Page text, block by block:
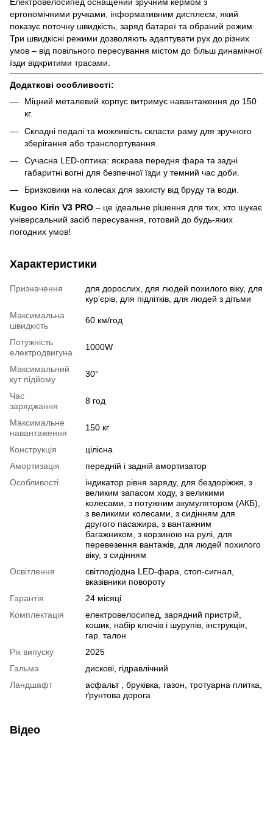
Електровелосипед оснащений зручним кермом з
ергономічними ручками, інформативним дисплеєм, який
показує поточну швидкість, заряд батареї та обраний режим.
Три швидкісні режими дозволяють адаптувати рух до різних
умов – від повільного пересування містом до більш динамічної
їзди відкритими трасами.
Додаткові особливості:
Міцний металевий корпус витримує навантаження до 150
кг.
Складні педалі та можливість скласти раму для зручного
зберігання або транспортування.
Сучасна LED-оптика: яскрава передня фара та задні
габаритні вогні для безпечної їзди у темний час доби.
Бризковики на колесах для захисту від бруду та води.
Kugoo Kirin V3 PRO – це ідеальне рішення для тих, хто шукає
універсальний засіб пересування, готовий до будь-яких
погодних умов!
Характеристики
Призначення
для дорослих, для людей похилого віку, для
курʼєрів, для підлітків, для людей з дітьми
Максимальна
швидкість
60 км/год
Потужність
електродвигуна
1000W
Максимальний
кут підйому
30°
Час
заряджання
8 год
Максимальне
навантаження
150 кг
Конструкція
цілісна
Амортизація
передній і задній амортизатор
Особливості
індикатор рівня заряду, для бездоріжжя, з
великим запасом ходу, з великими
колесами, з потужним акумулятором (АКБ),
з великими колесами, з сидінням для
другого пасажира, з вантажним
багажником, з корзиною на рулі, для
перевезення вантажів, для людей похилого
віку, з сидінням
Освітлення
світлодіодна LED-фара, стоп-сигнал,
вказівники повороту
Гарантія
24 місяці
Комплектація
електровелосипед, зарядний пристрій,
кошик, набір ключів і шурупів, інструкція,
гар. талон
Рік випуску
2025
Гальма
дискові, гідравлічний
Ландшафт
асфальт , бруківка, газон, тротуарна плитка,
ґрунтова дорога
Відео